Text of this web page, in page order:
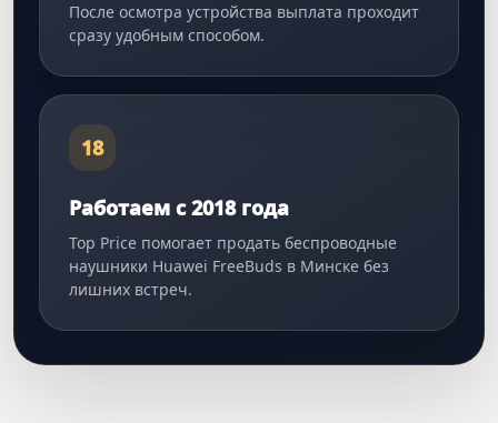
После осмотра устройства выплата проходит
сразу удобным способом.
18
Работаем с 2018 года
Top Price помогает продать беспроводные
наушники Huawei FreeBuds в Минске без
лишних встреч.